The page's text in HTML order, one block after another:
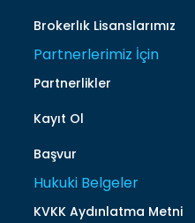
Brokerlık Lisanslarımız
Partnerlerimiz İçin
Partnerlikler
Kayıt Ol
Başvur
Hukuki Belgeler
KVKK Aydınlatma Metni